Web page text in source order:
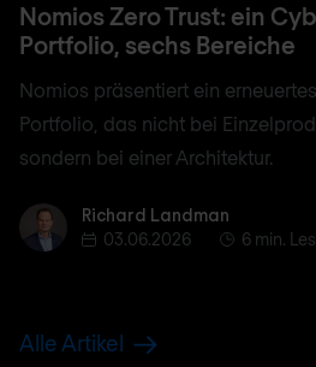
Nomios Zero Trust: ein
Portfolio, sechs Bereiche
Nomios präsentiert ein
Portfolio, das nicht bei
sondern bei einer Architektur.
Richard Landman
Richard Landman
03.06.2026
6 min.
Alle Artikel